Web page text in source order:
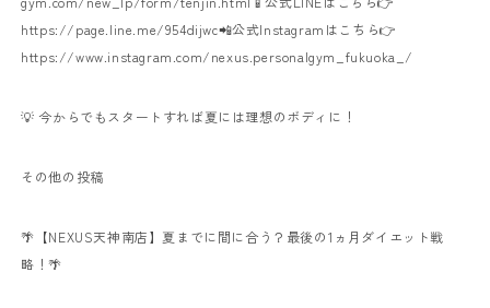
https://page.line.me/954dijwc📲公式Instagramはこちら👉
https://www.instagram.com/nexus.personalgym_fukuoka_/
💡 今からでもスタートすれば夏には理想のボディに！
その他の投稿
🌴【NEXUS天神南店】夏までに間に合う？最後の1ヵ月ダイエット戦
略！🌴